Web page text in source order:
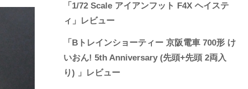
「1/72 Scale アイアンフット F4X ヘイステ
ィ」レビュー
「Bトレインショーティー 京阪電車 700形 け
いおん! 5th Anniversary (先頭+先頭 2両入
り) 」レビュー